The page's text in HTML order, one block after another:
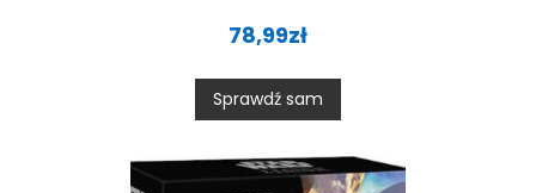
t
0
o
u
t
5
78,99zł
Sprawdź sam